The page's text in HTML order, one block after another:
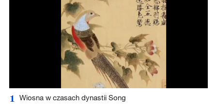
1 Wiosna w czasach dynastii Song